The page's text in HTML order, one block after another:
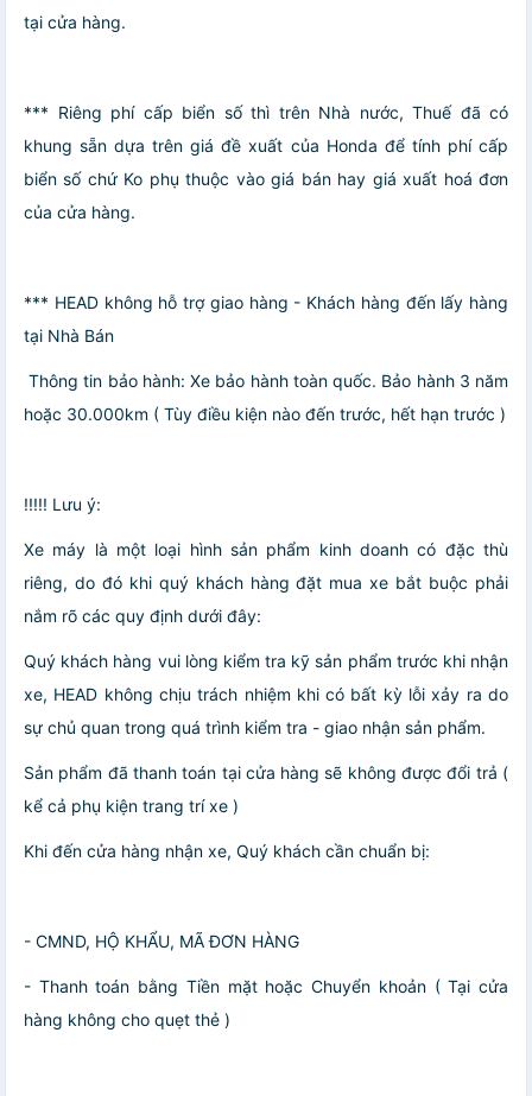
tại cửa hàng.
*** Riêng phí cấp biển số thì trên Nhà nước, Thuế đã có
khung sẵn dựa trên giá đề xuất của Honda để tính phí cấp
biển số chứ Ko phụ thuộc vào giá bán hay giá xuất hoá đơn
của cửa hàng.
*** HEAD không hỗ trợ giao hàng - Khách hàng đến lấy hàng
tại Nhà Bán
️ Thông tin bảo hành: Xe bảo hành toàn quốc. Bảo hành 3 năm
hoặc 30.000km ( Tùy điều kiện nào đến trước, hết hạn trước )
️!!!!! Lưu ý:
Xe máy là một loại hình sản phẩm kinh doanh có đặc thù
riêng, do đó khi quý khách hàng đặt mua xe bắt buộc phải
nắm rõ các quy định dưới đây:
Quý khách hàng vui lòng kiểm tra kỹ sản phẩm trước khi nhận
xe, HEAD không chịu trách nhiệm khi có bất kỳ lỗi xảy ra do
sự chủ quan trong quá trình kiểm tra - giao nhận sản phẩm.
Sản phẩm đã thanh toán tại cửa hàng sẽ không được đổi trả (
kể cả phụ kiện trang trí xe )
Khi đến cửa hàng nhận xe, Quý khách cần chuẩn bị:
- CMND, HỘ KHẨU, MÃ ĐƠN HÀNG
- Thanh toán bằng Tiền mặt hoặc Chuyển khoản ( Tại cửa
hàng không cho quẹt thẻ )